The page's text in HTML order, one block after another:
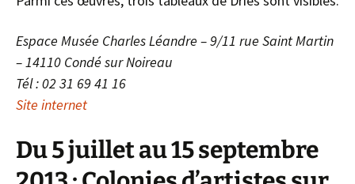
Espace Musée Charles Léandre – 9/11 rue Saint Martin
– 14110 Condé sur Noireau
Tél : 02 31 69 41 16
Site internet
Du 5 juillet au 15 septembre